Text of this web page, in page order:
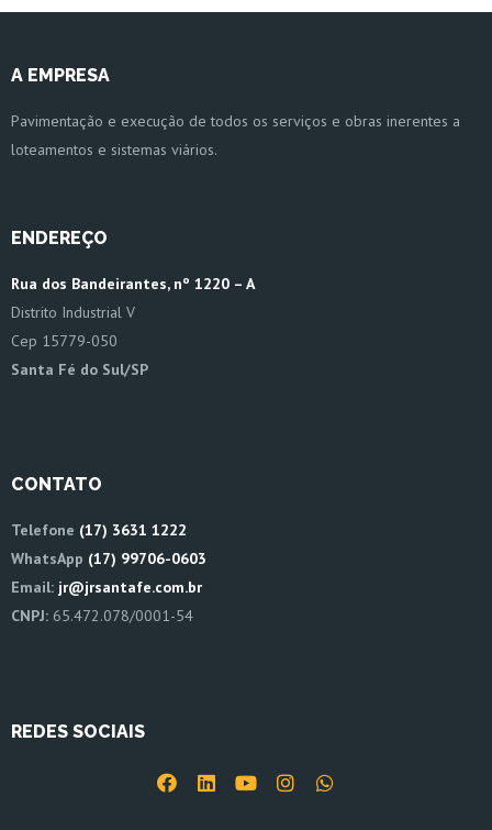
A EMPRESA
Pavimentação e execução de todos os serviços e obras inerentes a
loteamentos e sistemas viários.
ENDEREÇO
Rua dos Bandeirantes, nº 1220 – A
Distrito Industrial V
Cep 15779-050
Santa Fé do Sul/SP
CONTATO
Telefone (17) 3631 1222
WhatsApp (17) 99706-0603
Email: jr@jrsantafe.com.br
CNPJ: 65.472.078/0001-54
REDES SOCIAIS